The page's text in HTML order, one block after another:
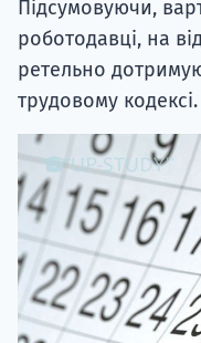
Підсумовуючи,
роботодавці, на
ретельно
трудовому кодексі.